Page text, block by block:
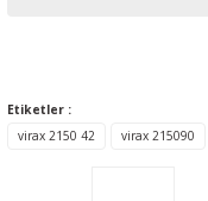
Görüş ve önerileriniz
Etiketler :
virax 2150 42
virax 215090